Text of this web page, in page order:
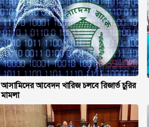
আসামিদের আবেদন খারিজ চলবে রিজার্ভ চুরির
মামলা